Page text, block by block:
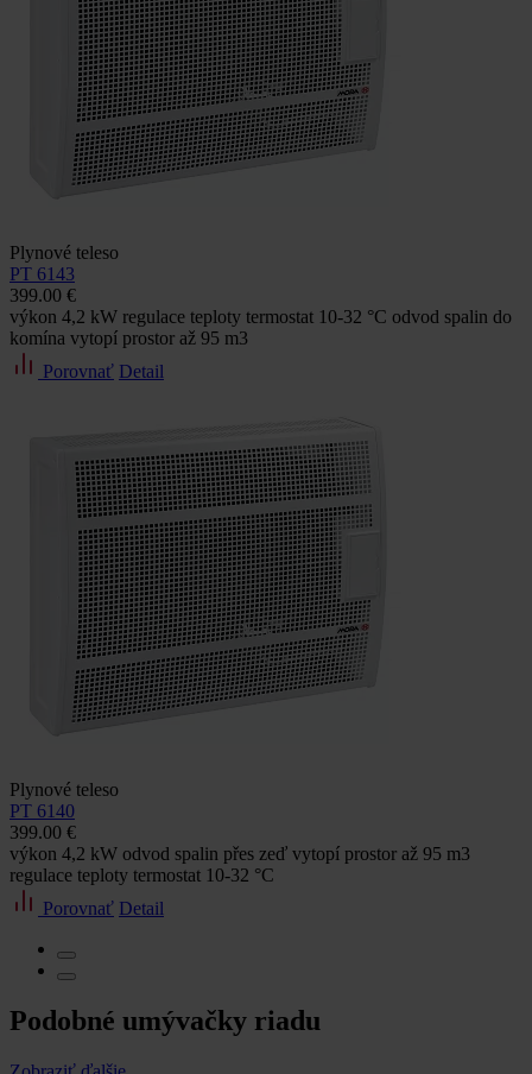
Plynové teleso
PT 6143
399.00 €
výkon 4,2 kW regulace teploty termostat 10-32 °C odvod spalin do
komína vytopí prostor až 95 m3
Porovnať Detail
Plynové teleso
PT 6140
399.00 €
výkon 4,2 kW odvod spalin přes zeď vytopí prostor až 95 m3
regulace teploty termostat 10-32 °C
Porovnať Detail
Podobné umývačky riadu